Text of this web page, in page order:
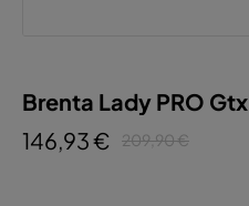
Brenta Lady PRO Gtx
146,93 €
209,90 €